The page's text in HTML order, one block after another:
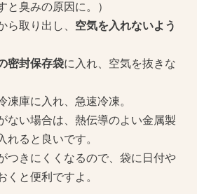
と臭みの原因に。）
ら取り出し、 空気を入れないよう
密封保存袋に入れ、空気を抜きな
凍庫に入れ、急速冷凍。
ない場合は、熱伝導のよい金属製
れると良いです。
つきにくくなるので、袋に日付や
くと便利ですよ。